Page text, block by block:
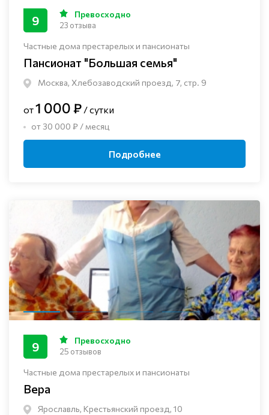
Частные дома престарелых и пансионаты
Пансионат "Большая семья"
Москва, Хлебозаводский проезд, 7, стр. 9
9 Превосходно
23 отзыва
от1 000 ₽ / сутки
от 30 000 ₽ / месяц
Подробнее
Частные дома престарелых и пансионаты
Вера
Ярославль, Крестьянский проезд, 10
9 Превосходно
25 отзывов